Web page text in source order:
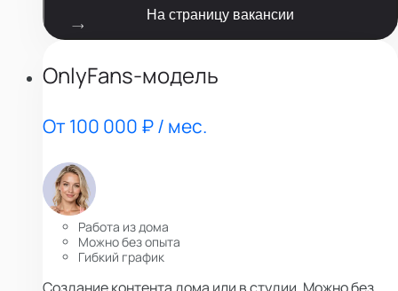
На страницу вакансии
OnlyFans-модель
От 100 000 ₽ / мес.
Работа из дома
Можно без опыта
Гибкий график
Создание контента дома или в студии. Можно без